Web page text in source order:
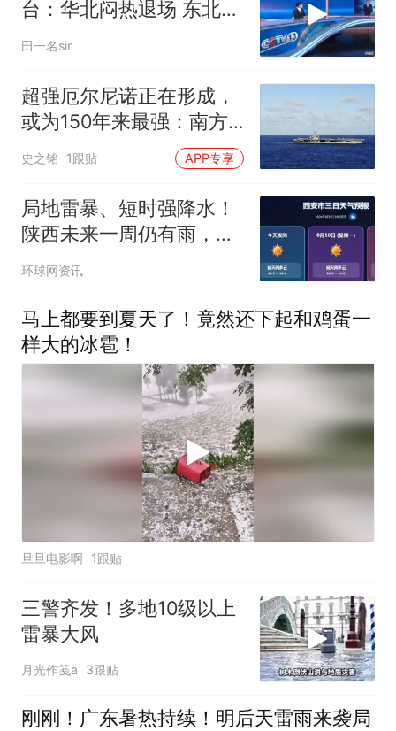
台：华北闷热退场 东北最
田一名sir
超强厄尔尼诺正在形成，
或为150年来最强：南方
要小心了！
史之铭 1跟贴 APP专享
局地雷暴、短时强降水！
陕西未来一周仍有雨，多
地可能发生山洪灾害，紧
环球网资讯
马上都要到夏天了！竟然还下起和鸡蛋一
样大的冰雹！
旦旦电影啊 1跟贴
三警齐发！多地10级以上
雷暴大风
月光作笺a 3跟贴
刚刚！广东暑热持续！明后天雷雨来袭局